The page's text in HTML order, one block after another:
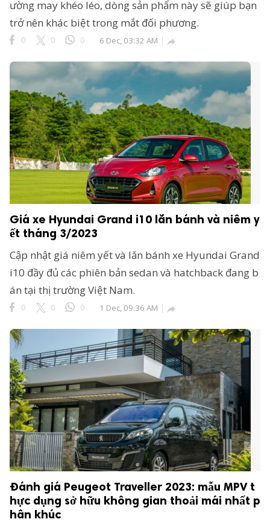
ường may khéo léo, dòng sản phẩm này sẽ giúp bạn
trở nên khác biệt trong mắt đối phương.
0 0 0 6 Dec, 03:32 AM 
Giá xe Hyundai Grand i10 lăn bánh và niêm y
ết tháng 3/2023
Cập nhật giá niêm yết và lăn bánh xe Hyundai Grand
i10 đầy đủ các phiên bản sedan và hatchback đang b
án tại thị trường Việt Nam.
0 0 0 1 Dec, 09:36 AM 
Đánh giá Peugeot Traveller 2023: mẫu MPV t
hực dụng sở hữu không gian thoải mái nhất p
hân khúc